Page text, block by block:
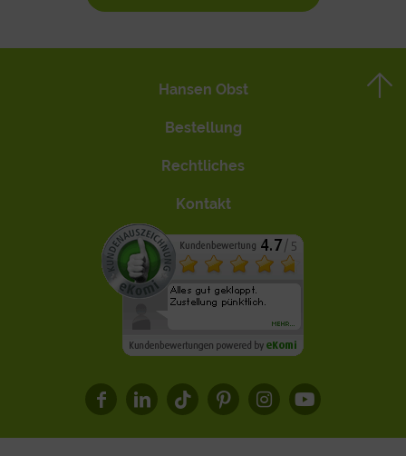
Hansen Obst
Bestellung
Rechtliches
Kontakt